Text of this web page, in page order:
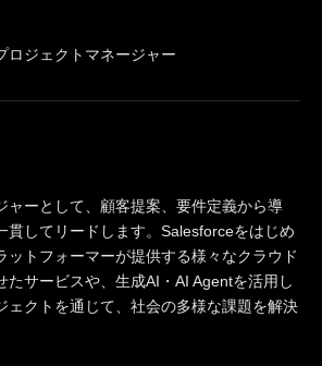
ロジェクトマネージャー
ャーとして、顧客提案、要件定義から導
貫してリードします。Salesforceをはじめ
ットフォーマーが提供する様々なクラウド
たサービスや、生成AI・AI Agentを活用し
ェクトを通じて、社会の多様な課題を解決